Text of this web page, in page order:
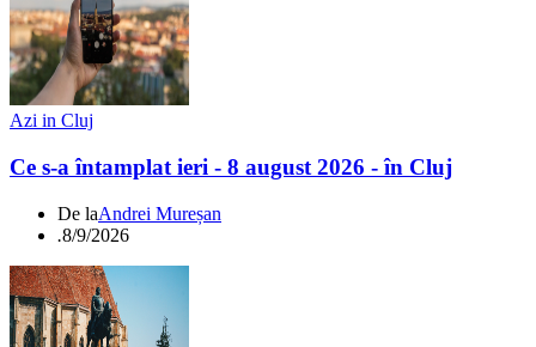
Azi in Cluj
Ce s-a întamplat ieri - 8 august 2026 - în Cluj
De laAndrei Mureșan
.8/9/2026